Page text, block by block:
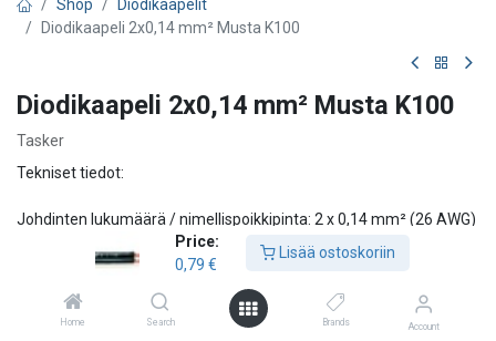
Price:
0,79 €
Lisää ostoskoriin
Home Search Brands Account
Shop
Diodikaapelit
Diodikaapeli 2x0,14 mm² Musta K100
Diodikaapeli 2x0,14 mm² Musta K100
Tasker
Tekniset tiedot:
Johdinten lukumäärä / nimellispoikkipinta: 2 x 0,14 mm² (26 AWG)
Johdinrakenne: 18 x 0,10 mm
Ulkohalkaisija: 2,9 x 5,8 mm
Johdineristeen halkaisija: 1,4 mm
Johtimen resistanssi: 130 Ω/km ±5 %